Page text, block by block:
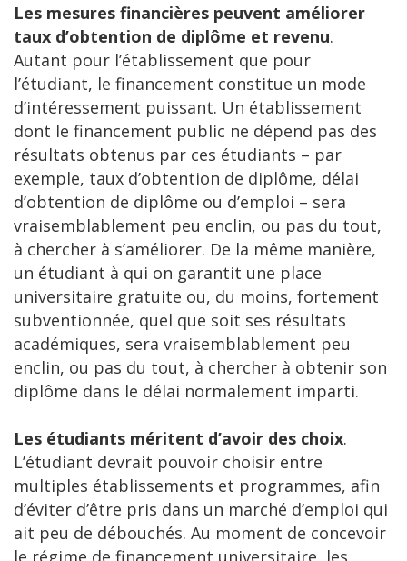
Les mesures financières peuvent améliorer
taux d’obtention de diplôme et revenu.
Autant pour l’établissement que pour
l’étudiant, le financement constitue un mode
d’intéressement puissant. Un établissement
dont le financement public ne dépend pas des
résultats obtenus par ces étudiants – par
exemple, taux d’obtention de diplôme, délai
d’obtention de diplôme ou d’emploi – sera
vraisemblablement peu enclin, ou pas du tout,
à chercher à s’améliorer. De la même manière,
un étudiant à qui on garantit une place
universitaire gratuite ou, du moins, fortement
subventionnée, quel que soit ses résultats
académiques, sera vraisemblablement peu
enclin, ou pas du tout, à chercher à obtenir son
diplôme dans le délai normalement imparti.
Les étudiants méritent d’avoir des choix.
L’étudiant devrait pouvoir choisir entre
multiples établissements et programmes, afin
d’éviter d’être pris dans un marché d’emploi qui
ait peu de débouchés. Au moment de concevoir
le régime de financement universitaire, les